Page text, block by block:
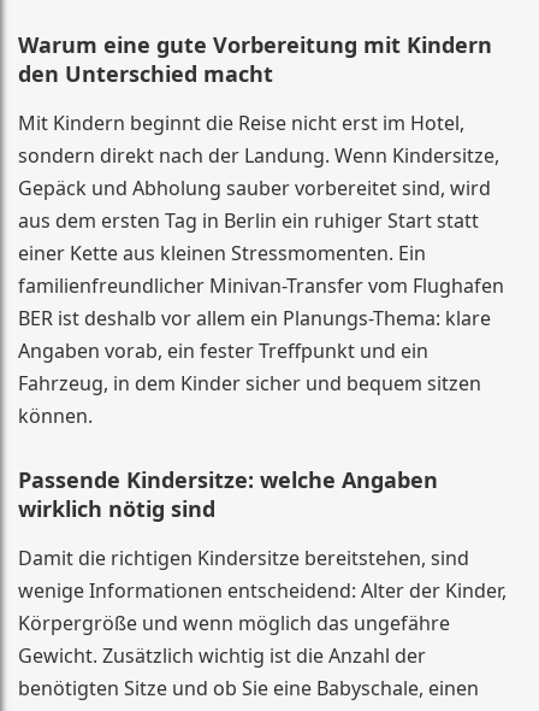
Warum eine gute Vorbereitung mit Kindern
den Unterschied macht
Mit Kindern beginnt die Reise nicht erst im Hotel,
sondern direkt nach der Landung. Wenn Kindersitze,
Gepäck und Abholung sauber vorbereitet sind, wird
aus dem ersten Tag in Berlin ein ruhiger Start statt
einer Kette aus kleinen Stressmomenten. Ein
familienfreundlicher Minivan-Transfer vom Flughafen
BER ist deshalb vor allem ein Planungs-Thema: klare
Angaben vorab, ein fester Treffpunkt und ein
Fahrzeug, in dem Kinder sicher und bequem sitzen
können.
Passende Kindersitze: welche Angaben
wirklich nötig sind
Damit die richtigen Kindersitze bereitstehen, sind
wenige Informationen entscheidend: Alter der Kinder,
Körpergröße und wenn möglich das ungefähre
Gewicht. Zusätzlich wichtig ist die Anzahl der
benötigten Sitze und ob Sie eine Babyschale, einen